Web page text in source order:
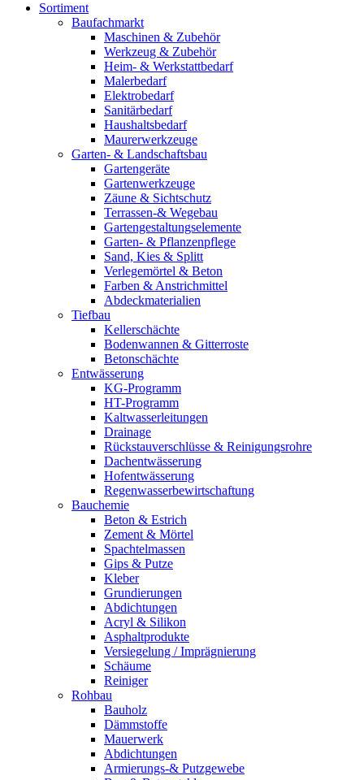
Sortiment
Baufachmarkt
Maschinen & Zubehör
Werkzeug & Zubehör
Heim- & Werkstattbedarf
Malerbedarf
Elektrobedarf
Sanitärbedarf
Haushaltsbedarf
Maurerwerkzeuge
Garten- & Landschaftsbau
Gartengeräte
Gartenwerkzeuge
Zäune & Sichtschutz
Terrassen-& Wegebau
Gartengestaltungselemente
Garten- & Pflanzenpflege
Sand, Kies & Splitt
Verlegemörtel & Beton
Farben & Anstrichmittel
Abdeckmaterialien
Tiefbau
Kellerschächte
Bodenwannen & Gitterroste
Betonschächte
Entwässerung
KG-Programm
HT-Programm
Kaltwasserleitungen
Drainage
Rückstauverschlüsse & Reinigungsrohre
Dachentwässerung
Hofentwässerung
Regenwasserbewirtschaftung
Bauchemie
Beton & Estrich
Zement & Mörtel
Spachtelmassen
Gips & Putze
Kleber
Grundierungen
Abdichtungen
Acryl & Silikon
Asphaltprodukte
Versiegelung / Imprägnierung
Schäume
Reiniger
Rohbau
Bauholz
Dämmstoffe
Mauerwerk
Abdichtungen
Armierungs-& Putzgewebe